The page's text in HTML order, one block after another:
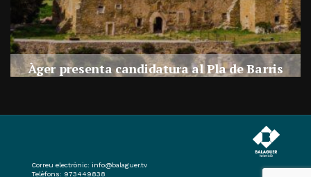
Àger presenta candidatura al Pla de Barris
Correu electrònic: info@balaguer.tv
Telèfons: 973449838